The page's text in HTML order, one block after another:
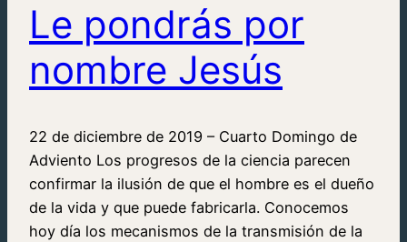
Le pondrás por
nombre Jesús
22 de diciembre de 2019 – Cuarto Domingo de
Adviento Los progresos de la ciencia parecen
confirmar la ilusión de que el hombre es el dueño
de la vida y que puede fabricarla. Conocemos
hoy día los mecanismos de la transmisión de la